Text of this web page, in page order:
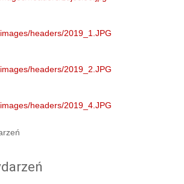
headers/2019_1.JPG
headers/2019_2.JPG
headers/2019_4.JPG